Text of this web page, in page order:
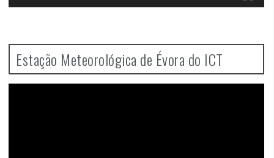
Estação Meteorológica de Évora do ICT